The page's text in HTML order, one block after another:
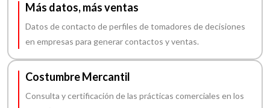
Más datos, más ventas
Datos de contacto de perfiles de tomadores de decisiones
en empresas para generar contactos y ventas.
Costumbre Mercantil
Consulta y certificación de las prácticas comerciales en los